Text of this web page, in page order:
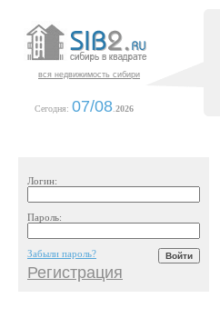
вся недвижимость сибири
Сегодня: 07/08 2026
Логин:
Пароль:
Забыли пароль?
Регистрация